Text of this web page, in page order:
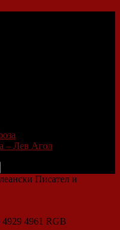
– Лев Агол
Писател и
4961 RGB